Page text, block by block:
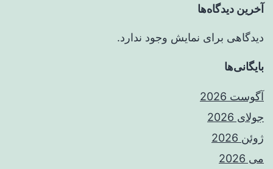
آخرین دیدگاه‌ها
دیدگاهی برای نمایش وجود ندارد.
بایگانی‌ها
آگوست 2026
جولای 2026
ژوئن 2026
می 2026